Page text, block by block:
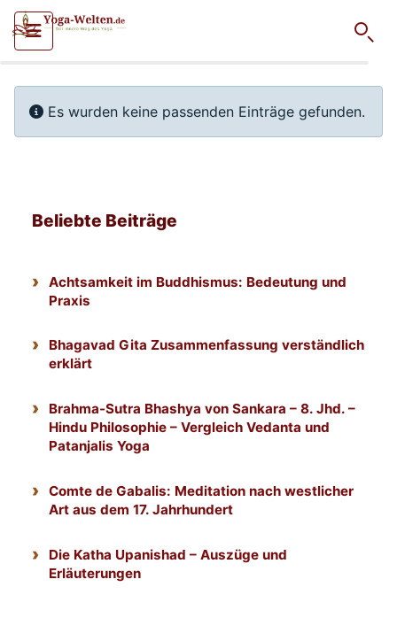
Information
Es wurden keine passenden Einträge gefunden.
Beliebte Beiträge
Achtsamkeit im Buddhismus: Bedeutung und
Praxis
Bhagavad Gita Zusammenfassung verständlich
erklärt
Brahma-Sutra Bhashya von Sankara – 8. Jhd. –
Hindu Philosophie – Vergleich Vedanta und
Patanjalis Yoga
Comte de Gabalis: Meditation nach westlicher
Art aus dem 17. Jahrhundert
Die Katha Upanishad – Auszüge und
Erläuterungen